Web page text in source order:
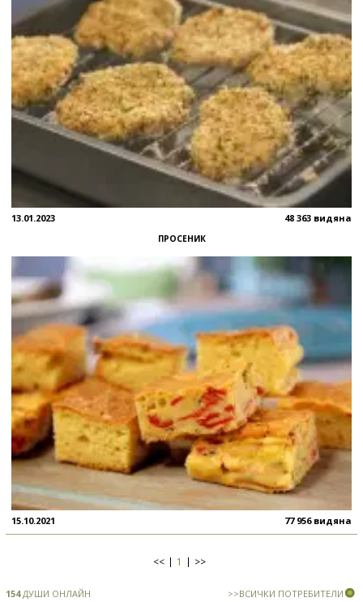
13.01.2023 48 363 видяна
ПРОСЕНИК
15.10.2021 77 956 видяна
<< 1 >>
154ДУШИ ОНЛАЙН >>ВСИЧКИ ПОТРЕБИТЕЛИ